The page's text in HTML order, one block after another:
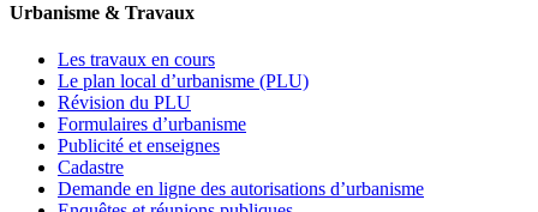
Urbanisme & Travaux
Les travaux en cours
Le plan local d’urbanisme (PLU)
Révision du PLU
Formulaires d’urbanisme
Publicité et enseignes
Cadastre
Demande en ligne des autorisations d’urbanisme